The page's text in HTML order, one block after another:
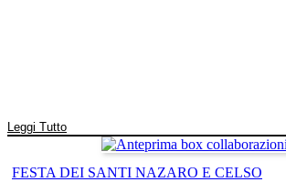
Leggi Tutto
FESTA DEI SANTI NAZARO E CELSO